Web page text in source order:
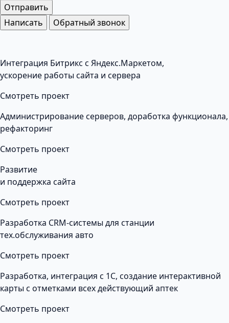
Отправить
Написать
Обратный звонок
Интеграция Битрикс с Яндекс.Маркетом,
ускорение работы сайта и сервера
Смотреть проект
Администрирование серверов, доработка функционала,
рефакторинг
Смотреть проект
Развитие
и поддержка сайта
Смотреть проект
Разработка CRM-системы для станции
тех.обслуживания авто
Смотреть проект
Разработка, интеграция с 1С, создание интерактивной
карты с отметками всех действующий аптек
Смотреть проект